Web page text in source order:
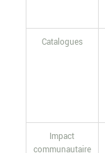
Catalogues
Impact
communautaire